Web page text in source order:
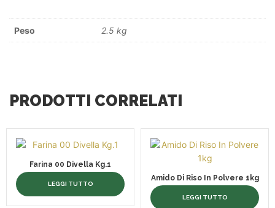
Peso 2.5 kg
PRODOTTI CORRELATI
Farina 00 Divella Kg.1
LEGGI TUTTO
Amido Di Riso In Polvere 1kg
LEGGI TUTTO